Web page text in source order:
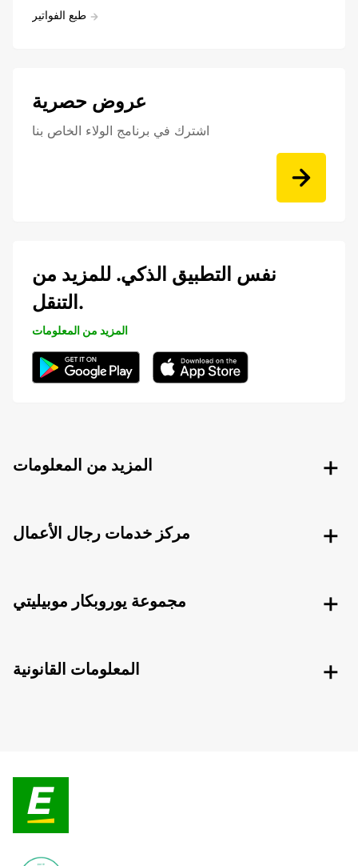
طبع الفواتير
عروض حصرية
اشترك في برنامج الولاء الخاص بنا
نفس التطبيق الذكي. للمزيد من
التنقل.
المزيد من المعلومات
المزيد من المعلومات
مركز خدمات رجال الأعمال
مجموعة يوروبكار موبيليتي
المعلومات القانونية